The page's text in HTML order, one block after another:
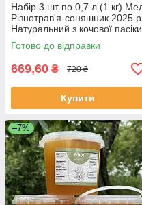
Набір 3 шт по 0,7 л (1 кг)
Різнотрав'я-соняшник 2025 р
Натуральний з кочової пасіки
Готово до відправки
669,60 ₴ 720 ₴
Купити
–7%